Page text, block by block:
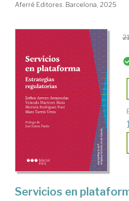
Aferré Editores. Barcelona, 2025
Servicios en